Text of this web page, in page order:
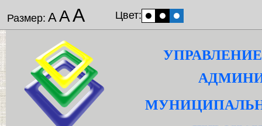
Размер: ААА Цвет: